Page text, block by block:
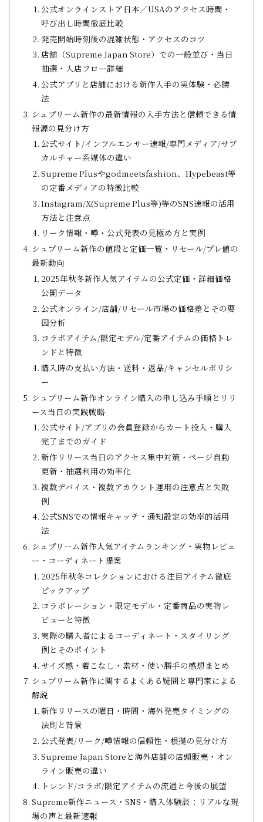
公式オンラインストア日本／USAのアクセス時間・
呼び出し時間徹底比較
発売開始時刻後の混雑状態・アクセスのコツ
店舗（Supreme Japan Store）での一般並び・当日
抽選・入店フロー詳細
公式アプリと店舗における新作入手の実体験・必勝
法
シュプリーム新作の最新情報の入手方法と信頼できる情
報源の見分け方
公式サイト/インフルエンサー速報/専門メディア/サブ
カルチャー系媒体の違い
Supreme Plusやgodmeetsfashion、Hypebeast等
の定番メディアの特徴比較
Instagram/X(Supreme Plus等)等のSNS速報の活用
方法と注意点
リーク情報・噂・公式発表の見極め方と実例
シュプリーム新作の値段と定価一覧・リセール/プレ値の
最新動向
2025年秋冬新作人気アイテムの公式定価・詳細価格
公開データ
公式オンライン/店舗/リセール市場の価格差とその要
因分析
コラボアイテム/限定モデル/定番アイテムの価格トレ
ンドと特徴
購入時の支払い方法・送料・返品/キャンセルポリシ
ー
シュプリーム新作オンライン購入の申し込み手順とリリ
ース当日の実践戦略
公式サイト/アプリの会員登録からカート投入・購入
完了までのガイド
新作リリース当日のアクセス集中対策・ページ自動
更新・抽選利用の効率化
複数デバイス・複数アカウント運用の注意点と失敗
例
公式SNSでの情報キャッチ・通知設定の効率的活用
法
シュプリーム新作人気アイテムランキング・実物レビュ
ー・コーディネート提案
2025年秋冬コレクションにおける注目アイテム徹底
ピックアップ
コラボレーション・限定モデル・定番商品の実物レ
ビューと特徴
実際の購入者によるコーディネート・スタイリング
例とそのポイント
サイズ感・着こなし・素材・使い勝手の感想まとめ
シュプリーム新作に関するよくある疑問と専門家による
解説
新作リリースの曜日・時間・海外発売タイミングの
法則と背景
公式発表/リーク/噂情報の信頼性・根拠の見分け方
Supreme Japan Storeと海外店舗の店頭販売・オン
ライン販売の違い
トレンド/コラボ/限定アイテムの流通と今後の展望
Supreme新作ニュース・SNS・購入体験談：リアルな現
場の声と最新速報